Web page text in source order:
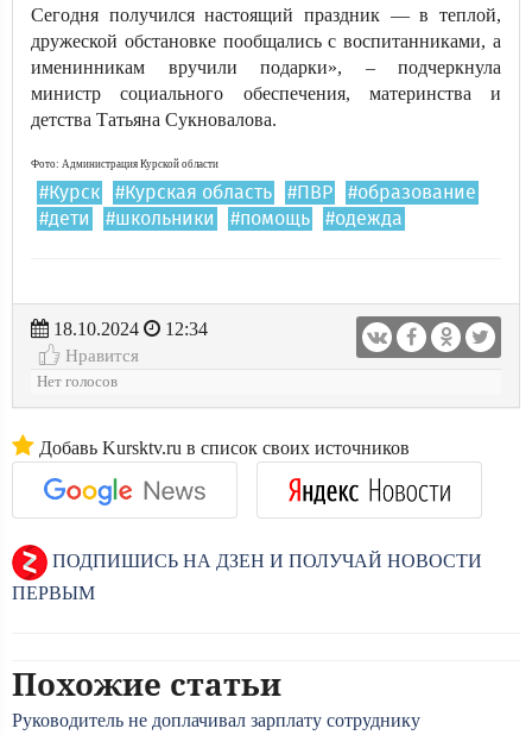
Сегодня получился настоящий праздник — в теплой,
дружеской обстановке пообщались с воспитанниками, а
именинникам вручили подарки», – подчеркнула
министр социального обеспечения, материнства и
детства Татьяна Сукновалова.
Фото: Администрация Курской области
#Курск #Курская область #ПВР
#образование
#дети
#школьники #помощь #одежда
18.10.2024
12:34
Нравится
Нет голосов
Добавь Kursktv.ru в список своих источников
ПОДПИШИСЬ НА ДЗЕН И ПОЛУЧАЙ НОВОСТИ
ПЕРВЫМ
Похожие статьи
Руководитель не доплачивал зарплату сотруднику